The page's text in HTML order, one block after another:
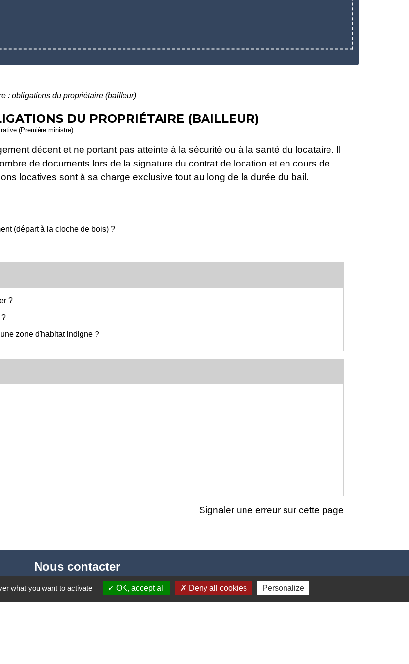
: obligations du propriétaire (bailleur)
DU PROPRIÉTAIRE (BAILLEUR)
(Première ministre)
décent et ne portant pas atteinte à la sécurité ou à la santé du locataire. Il
de documents lors de la signature du contrat de location et en cours de
locatives sont à sa charge exclusive tout au long de la durée du bail.
(départ à la cloche de bois) ?
?
?
zone d'habitat indigne ?
Signaler une erreur sur cette page
Nous contacter
Commune de Puylaurens
1 rue de la Mairie
what you want to activate OK, accept all Deny all cookies Personalize